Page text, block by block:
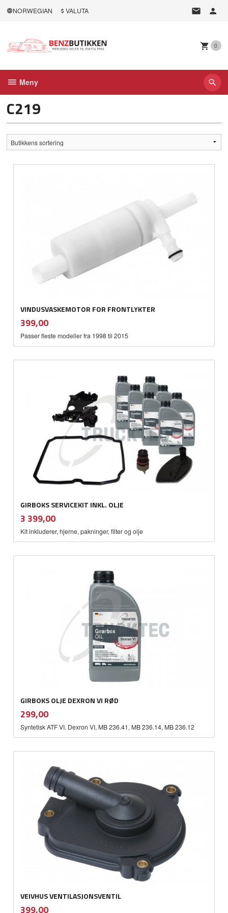
NORWEGIAN VALUTA
0
Meny
C219
VINDUSVASKEMOTOR FOR FRONTLYKTER
Pris
399,00mva.
Passer fleste modeller fra 1998 til 2015
GIRBOKS SERVICEKIT INKL. OLJE
Pris
3 399,00mva.
Kit inkluderer, hjerne, pakninger, filter og olje
GIRBOKS OLJE DEXRON VI RØD
Pris
299,00mva.
Syntetisk ATF VI. Dexron VI, MB 236.41, MB 236.14, MB 236.12
VEIVHUS VENTILASJONSVENTIL
Pris
399,00